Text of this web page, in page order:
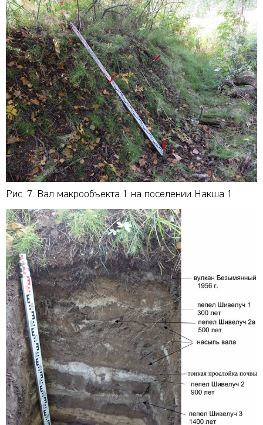
Рис. 7. Вал макрообъекта 1 на поселении Накша 1